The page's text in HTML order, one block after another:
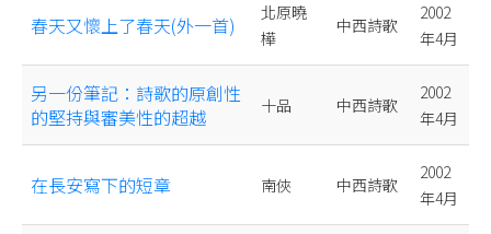
春天又懷上了春天(外一首)
北原曉
樺
中西詩歌
2002
年4月
另一份筆記：詩歌的原創性
的堅持與審美性的超越
十品 中西詩歌
2002
年4月
在長安寫下的短章 南俠 中西詩歌
2002
年4月